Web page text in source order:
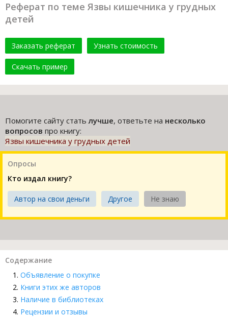
Реферат по теме Язвы кишечника у грудных
детей
Заказать реферат Узнать стоимость
Скачать пример
Помогите сайту статьлучше, ответьте на несколько
вопросов про книгу:
Язвы кишечника у грудных детей
Опросы
Кто издал книгу?
Автор на свои деньги Другое Не знаю
Содержание
Объявление о покупке
Книги этих же авторов
Наличие в библиотеках
Рецензии и отзывы